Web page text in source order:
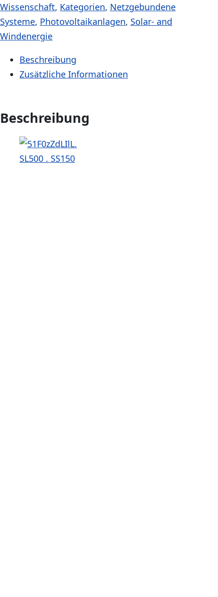
Wissenschaft, Kategorien, Netzgebundene
Systeme, Photovoltaikanlagen, Solar- and
Windenergie
Beschreibung
Zusätzliche Informationen
Beschreibung